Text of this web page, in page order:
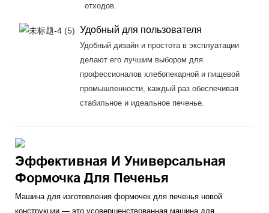
отходов.
Удобный для пользователя
Удобный дизайн и простота в эксплуатации
делают его лучшим выбором для
профессионалов хлебопекарной и пищевой
промышленности, каждый раз обеспечивая
стабильное и идеальное печенье.
Эффективная И Универсальная
Формочка Для Печенья
Машина для изготовления формочек для печенья новой
конструкции — это усовершенствованная машина для